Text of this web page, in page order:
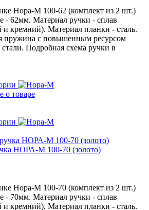
Нора-М 100-62 (комплект из 2 шт.)
- 62мм. Материал ручки - сплав
кремний). Материал планки - сталь.
пружина с повышенным ресурсом
Подробная схема ручки в
о товаре
НОРА-М 100-70 (золото)
Нора-М 100-70 (комплект из 2 шт.)
- 70мм. Материал ручки - сплав
кремний). Материал планки - сталь.